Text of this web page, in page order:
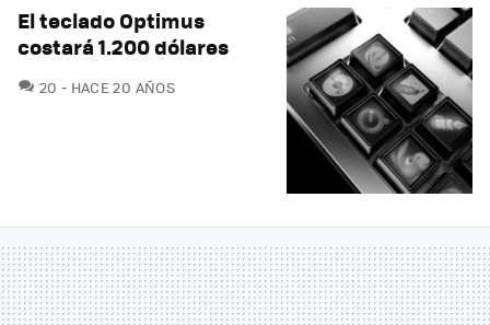
El teclado Optimus
costará 1.200 dólares
20 COMENTARIOS
HACE 20 AÑOS